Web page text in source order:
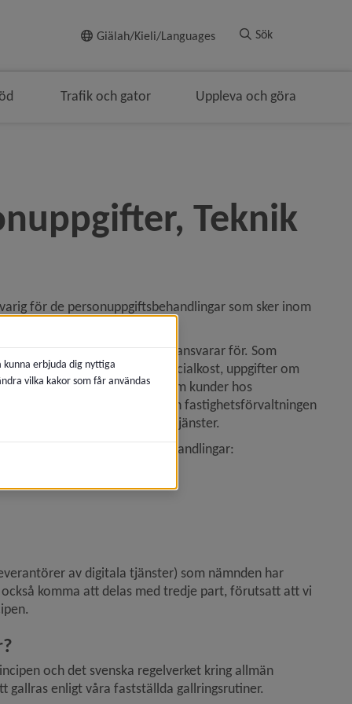
Giälah/Kieli/Languages Sök
Trafik och gator Uppleva och göra
Teknik
för de personuppgiftsbehandlingar som sker inom
fastighetsförvaltningen.
vilket ansvarsområde de ansvarar för. Som
elever som är i behov av specialkost, uppgifter om
uppgifter om kunder hos
behandlas inom Teknik och fastighetsförvaltningen
olika typer av ärende och tjänster.
personuppgiftsbehandlingar:
av digitala tjänster) som nämnden har
komma att delas med tredje part, förutsatt att vi
och det svenska regelverket kring allmän
gallras enligt våra fastställda gallringsrutiner.
erbjuda dig nyttiga
vilka kakor som får användas